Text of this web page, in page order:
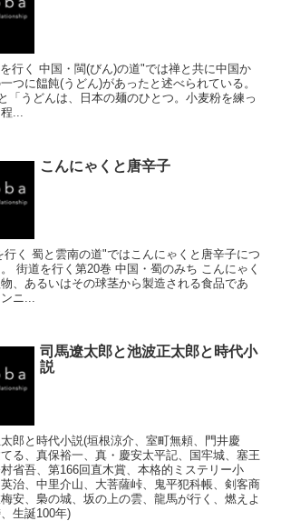
行く 中国・閩(びん)の道"では禅と共に中国か
つに饂飩(うどん)があったと述べられている。
「うどんは、日本の麺のひとつ。小麦粉を練っ
...
こんにゃくと唐辛子
く 蜀と雲南の道"ではこんにゃくと唐辛子につ
街道を行く第20巻 中国・蜀のみち こんにゃく
、あるいはその球茎から製造される食品であ
ニ...
司馬遼太郎と池波正太郎と時代小
説
郎と時代小説(垣根涼介、室町無頼、門井慶
る、真保裕一、真・慶安太平記、国牢城、塞王
省吾、第166回直木賞、本格的ミステリー小
治、中里介山、大菩薩峠、鬼平犯科帳、剣客商
安、梟の城、坂の上の雲、龍馬が行く、燃えよ
生誕100年)